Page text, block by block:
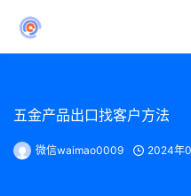
五金产品出口找客户方法
微信waimao0009 2024年